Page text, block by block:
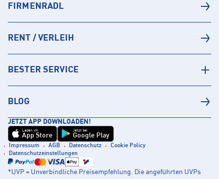
FIRMENRADL
RENT / VERLEIH
BESTER SERVICE
BLOG
JETZT APP DOWNLOADEN!
Laden im
App Store
Jetzt bei
Google Play
Impressum AGB Datenschutz
Cookie Policy
Datenschutzeinstellungen
*UVP = Unverbindliche Preisempfehlung. Die angeführten UVPs